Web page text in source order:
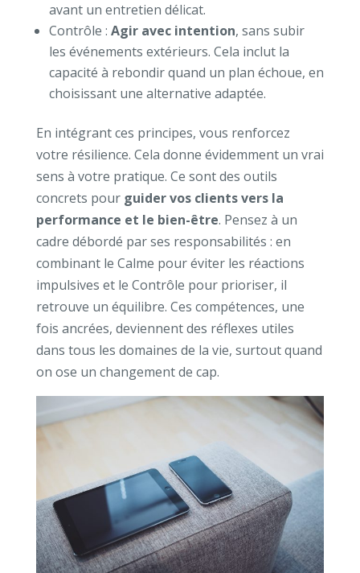
avant un entretien délicat.
Contrôle : Agir avec intention, sans subir
les événements extérieurs. Cela inclut la
capacité à rebondir quand un plan échoue, en
choisissant une alternative adaptée.
En intégrant ces principes, vous renforcez
votre résilience. Cela donne évidemment un vrai
sens à votre pratique. Ce sont des outils
concrets pour guider vos clients vers la
performance et le bien-être. Pensez à un
cadre débordé par ses responsabilités : en
combinant le Calme pour éviter les réactions
impulsives et le Contrôle pour prioriser, il
retrouve un équilibre. Ces compétences, une
fois ancrées, deviennent des réflexes utiles
dans tous les domaines de la vie, surtout quand
on ose un changement de cap.